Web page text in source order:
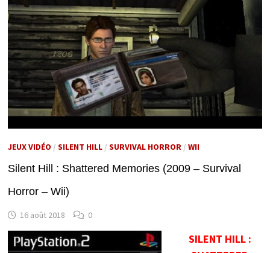
JEUX VIDÉO / SILENT HILL/ SURVIVAL HORROR/ WII
Silent Hill : Shattered Memories (2009 – Survival
Horror – Wii)
16 août 2018 0
SILENT HILL :